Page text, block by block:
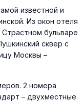
известной и
Из окон отеля
Страстном бульваре
сквер с
Москвы –
2 номера
– двухместные.